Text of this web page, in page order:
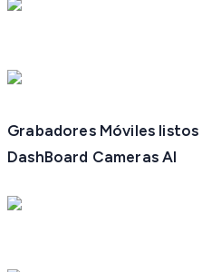
Grabadores Móviles
DashBoard Cameras AI